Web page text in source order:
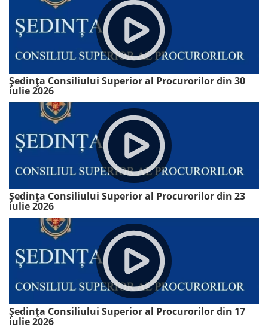
Ședința Consiliului Superior al Procurorilor din 30
iulie 2026
Ședința Consiliului Superior al Procurorilor din 23
iulie 2026
Ședința Consiliului Superior al Procurorilor din 17
iulie 2026